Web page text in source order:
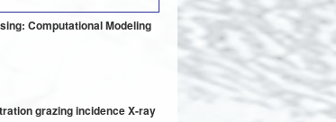
Computational Modeling
grazing incidence X-ray